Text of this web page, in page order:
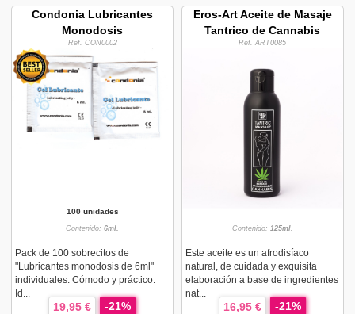
Condonia Lubricantes
Monodosis
Ref. CON0002
100 unidades
Contenido:6ml.
Pack de 100 sobrecitos de
"Lubricantes monodosis de 6ml"
individuales. Cómodo y práctico.
Id...
19,95 € -21%
Eros-Art Aceite de Masaje
Tantrico de Cannabis
Ref. ART0085
Contenido: 125ml.
Este aceite es un afrodisíaco
natural, de cuidada y exquisita
elaboración a base de ingredientes
nat...
16,95 € -21%